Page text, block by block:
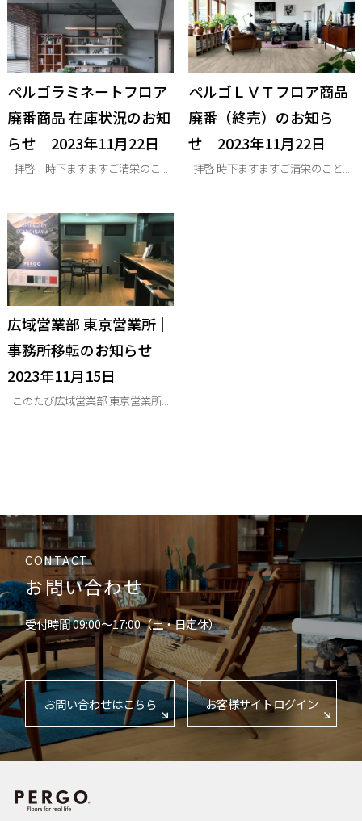
ぺルゴラミネートフロア
廃番商品 在庫状況のお知
らせ 2023年11月22日
拝啓 時下ますますご清栄のこ...
ぺルゴＬＶＴフロア商品
廃番（終売）のお知ら
せ 2023年11月22日
拝啓 時下ますますご清栄のこと...
広域営業部 東京営業所｜
事務所移転のお知らせ
2023年11月15日
このたび広域営業部 東京営業所...
CONTACT
お問い合わせ
受付時間 09:00〜17:00（土・日定休）
お問い合わせはこちら お客様サイトログイン